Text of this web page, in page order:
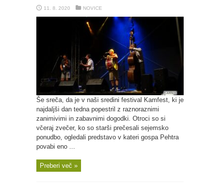
11. 8. 2020 NOVICE
Še sreča, da je v naši sredini festival Kamfest, ki je
najdaljši dan tedna popestril z raznoraznimi
zanimivimi in zabavnimi dogodki. Otroci so si
včeraj zvečer, ko so starši prečesali sejemsko
ponudbo, ogledali predstavo v kateri gospa Pehtra
povabi eno ...
Preberi več »